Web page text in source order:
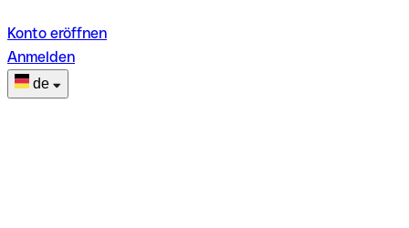
Konto eröffnen
Anmelden
de